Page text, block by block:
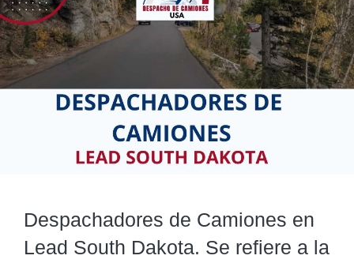
Despachadores de Camiones en
Lead South Dakota. Se refiere a la